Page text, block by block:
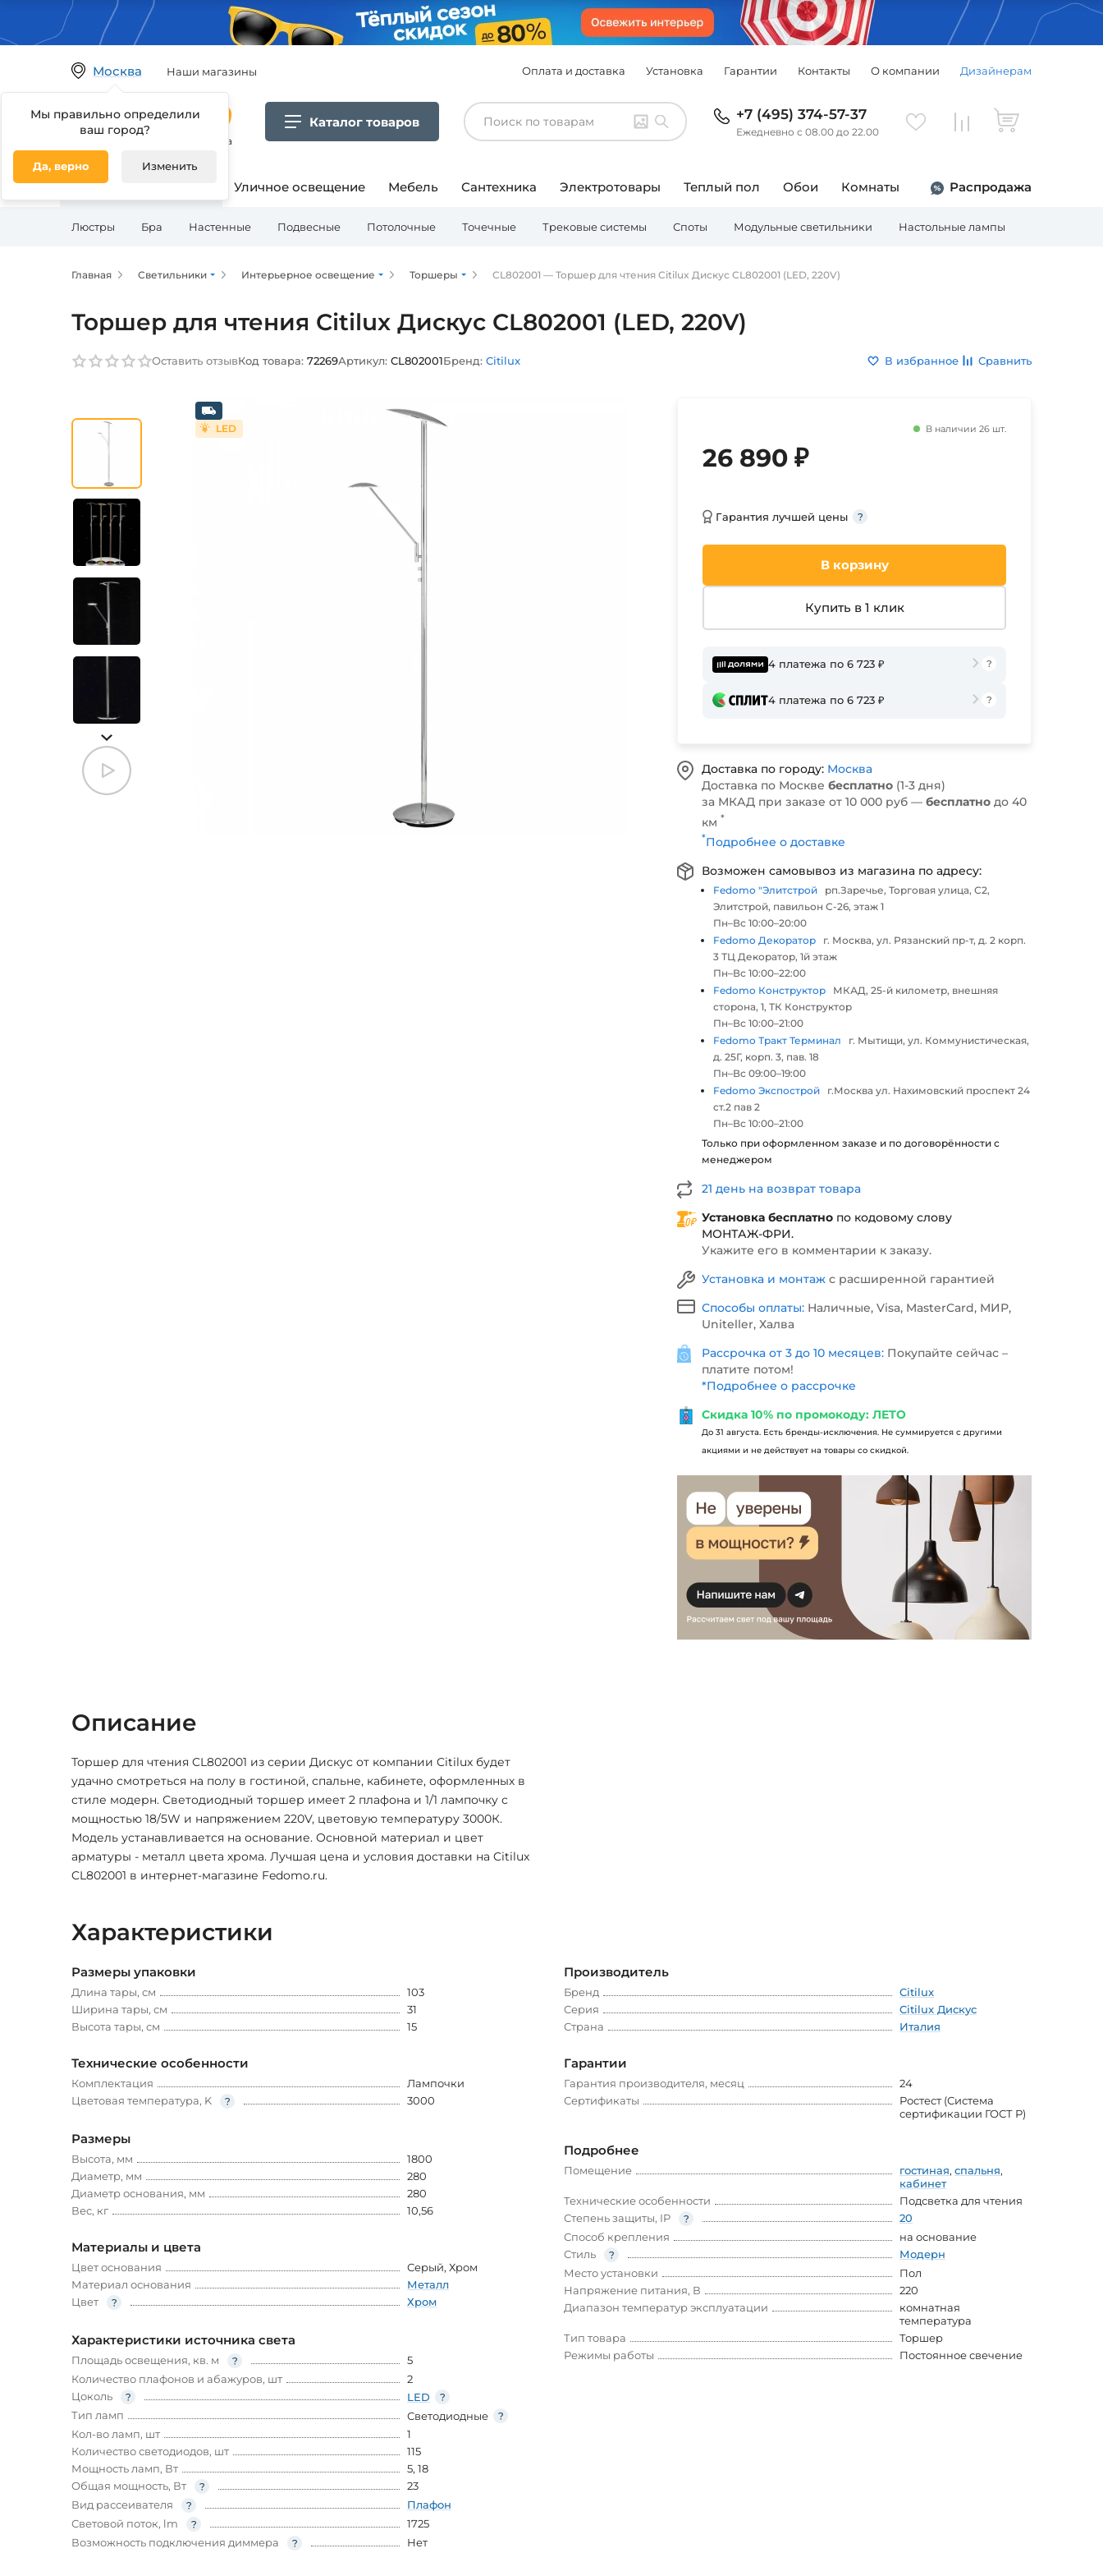
Москва
Мы правильно определили
ваш город?
Да, верно Изменить
Наши магазины Оплата и доставка Установка Гарантии Контакты О компании Дизайнерам
Гипермаркет товаров для дома
Каталог товаров +7 (495) 374-57-37
Ежедневно с 08.00 до 22.00
Освещение для дома Уличное освещение Мебель Сантехника Электротовары Теплый пол Обои Комнаты Распродажа
Люстры Бра Настенные Подвесные Потолочные Точечные Трековые системы Споты Модульные светильники Настольные лампы
Главная Светильники Интерьерное освещение Торшеры CL802001 — Торшер для чтения Citilux Дискус CL802001 (LED, 220V)
Торшер для чтения Citilux Дискус CL802001 (LED, 220V)
Оставить отзывКод товара: 72269Артикул: CL802001Бренд: Citilux В избранное Сравнить
В наличии 26 шт.
26 890 ₽
Гарантия лучшей цены
В корзину
Купить в 1 клик
4 платежа по 6 723 ₽
4 платежа по 6 723 ₽
Доставка по городу: Москва
Доставка по Москве бесплатно (1-3 дня)
за МКАД при заказе от 10 000 руб — бесплатно до 40
км *
*Подробнее о доставке
Возможен самовывоз из магазина по адресу:
Fedomo "Элитстрой
рп.Заречье, Торговая улица, С2,
Элитстрой, павильон С-26, этаж 1
Пн–Вс 10:00–20:00
Fedomo Декоратор
г. Москва, ул. Рязанский пр-т, д. 2 корп.
3 ТЦ Декоратор, 1й этаж
Пн–Вс 10:00–22:00
Fedomo Конструктор
МКАД, 25-й километр, внешняя
сторона, 1, ТК Конструктор
Пн–Вс 10:00–21:00
Fedomo Тракт Терминал
г. Мытищи, ул. Коммунистическая,
д. 25Г, корп. 3, пав. 18
Пн–Вс 09:00–19:00
Fedomo Экспострой
г.Москва ул. Нахимовский проспект 24
ст.2 пав 2
Пн–Вс 10:00–21:00
Только при оформленном заказе и по договорённости с
менеджером
21 день на возврат товара
Установка бесплатно по кодовому слову
МОНТАЖ-ФРИ.
Укажите его в комментарии к заказу.
Установка и монтаж с расширенной гарантией
Способы оплаты: Наличные, Visa, MasterCard, МИР,
Uniteller, Халва
Рассрочка от 3 до 10 месяцев: Покупайте сейчас –
платите потом!
*Подробнее о рассрочке
Скидка 10% по промокоду: ЛЕТО
До 31 августа. Есть бренды-исключения. Не суммируется с другими
акциями и не действует на товары со скидкой.
Описание
Торшер для чтения CL802001 из серии Дискус от компании Citilux будет
удачно смотреться на полу в гостиной, спальне, кабинете, оформленных в
стиле модерн. Светодиодный торшер имеет 2 плафона и 1/1 лампочку с
мощностью 18/5W и напряжением 220V, цветовую температуру 3000К.
Модель устанавливается на основание. Основной материал и цвет
арматуры - металл цвета хрома. Лучшая цена и условия доставки на Citilux
CL802001 в интернет-магазине Fedomo.ru.
Характеристики
Размеры упаковки
Длина тары, см
103
Ширина тары, см
31
Высота тары, см
15
Технические особенности
Комплектация
Лампочки
Цветовая температура, K
3000
Размеры
Высота, мм
1800
Диаметр, мм
280
Диаметр основания, мм
280
Вес, кг
10,56
Материалы и цвета
Цвет основания Серый, Хром
Материал основания
Металл
Цвет
Хром
Характеристики источника света
Площадь освещения, кв. м
5
Количество плафонов и абажуров, шт
2
Цоколь
LED
Тип ламп
Светодиодные
Кол-во ламп, шт
1
Количество светодиодов, шт
115
Мощность ламп, Вт
5, 18
Общая мощность, Вт
23
Вид рассеивателя
Плафон
Световой поток, lm
1725
Возможность подключения диммера
Нет
Производитель
Бренд
Citilux
Серия
Citilux Дискус
Страна
Италия
Гарантии
Гарантия производителя, месяц
24
Сертификаты
Ростест (Система
сертификации ГОСТ Р)
Подробнее
Помещение гостиная, спальня,
кабинет
Технические особенности
Подсветка для чтения
Степень защиты, IP
20
Способ крепления
на основание
Стиль
Модерн
Место установки
Пол
Напряжение питания, В
220
Диапазон температур эксплуатации
комнатная
температура
Тип товара
Торшер
Режимы работы
Постоянное свечение